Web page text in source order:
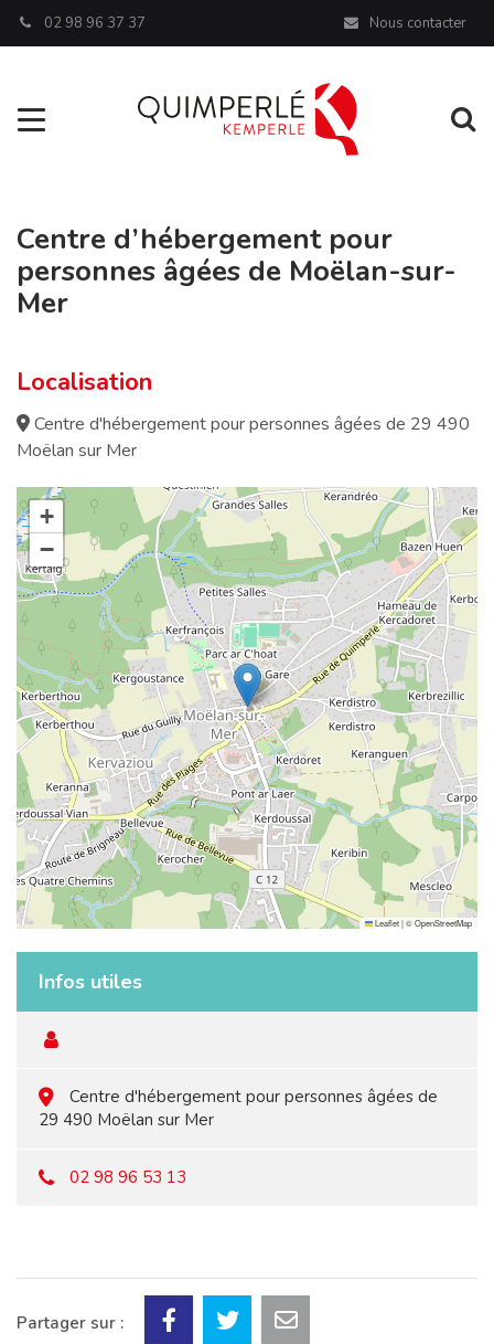
02 98 96 37 37 Nous contacter
Aller à la navigation
Centre d’hébergement pour
personnes âgées de Moëlan-sur-
Mer
Localisation
Centre d'hébergement pour personnes âgées de 29 490
Moëlan sur Mer
+
−
Leaflet|©OpenStreetMap
Infos utiles
Centre d'hébergement pour personnes âgées de
29 490 Moëlan sur Mer
02 98 96 53 13
Partager sur :